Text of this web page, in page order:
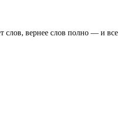
слов, вернее слов полно — и все